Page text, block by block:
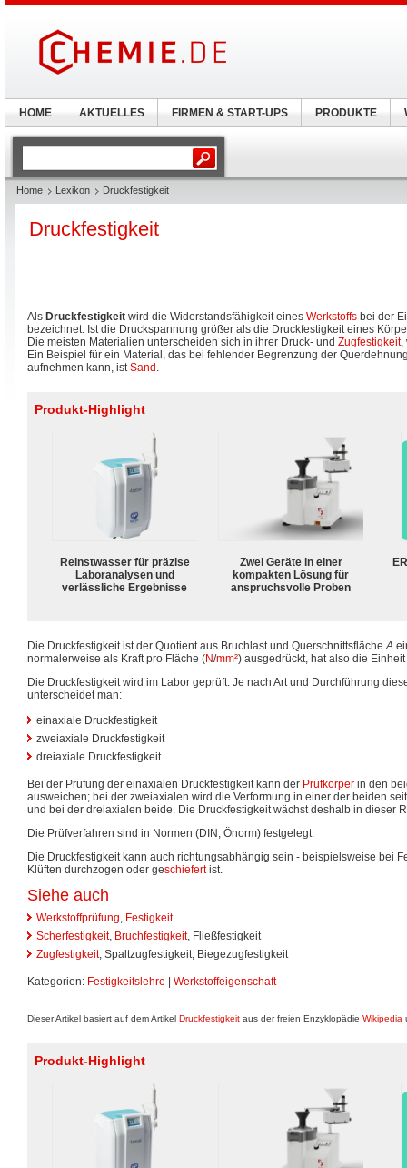
Home Lexikon Druckfestigkeit
Druckfestigkeit
Als Druckfestigkeit wird die Widerstandsfähigkeit eines Werkstoffs bei der
bezeichnet. Ist die Druckspannung größer als die Druckfestigkeit eines
Die meisten Materialien unterscheiden sich in ihrer Druck- und Zugfestigkeit,
Ein Beispiel für ein Material, das bei fehlender Begrenzung der
aufnehmen kann, istSand .
Produkt-Highlight
Reinstwasser für präzise
Laboranalysen und
verlässliche Ergebnisse
Zwei Geräte in einer
kompakten Lösung für
anspruchsvolle Proben
Die Druckfestigkeit ist der Quotient aus Bruchlast und QuerschnittsflächeA
normalerweise als Kraft pro Fläche (N/mm²) ausgedrückt, hat also die
Die Druckfestigkeit wird im Labor geprüft. Je nach Art und Durchführung
unterscheidet man:
einaxiale Druckfestigkeit
zweiaxiale Druckfestigkeit
dreiaxiale Druckfestigkeit
Bei der Prüfung der einaxialen Druckfestigkeit kann der Prüfkörper in den
ausweichen; bei der zweiaxialen wird die Verformung in einer der beiden
und bei der dreiaxialen beide. Die Druckfestigkeit wächst deshalb in dieser
Die Prüfverfahren sind in Normen (DIN, Önorm) festgelegt.
Die Druckfestigkeit kann auch richtungsabhängig sein - beispielsweise bei
Klüften durchzogen oder geschiefertist.
Siehe auch
Werkstoffprüfung, Festigkeit
Scherfestigkeit, Bruchfestigkeit, Fließfestigkeit
Zugfestigkeit, Spaltzugfestigkeit, Biegezugfestigkeit
Kategorien: Festigkeitslehre Werkstoffeigenschaft
Dieser Artikel basiert auf dem Artikel Druckfestigkeit aus der freien Enzyklopädie Wikipedia
Produkt-Highlight
HOME AKTUELLES FIRMEN & START-UPS PRODUKTE